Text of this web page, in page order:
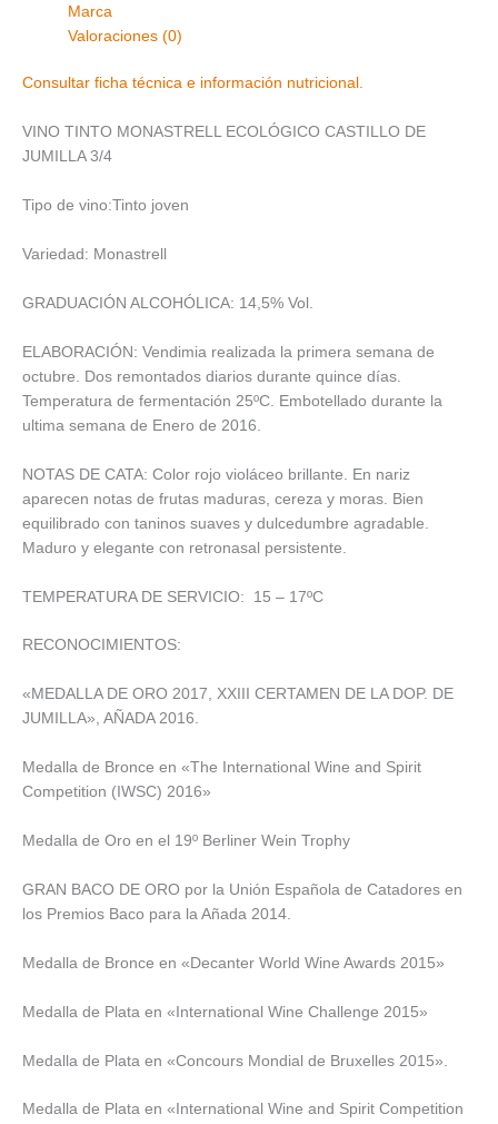
Marca
Valoraciones (0)
Consultar ficha técnica e información nutricional.
VINO TINTO MONASTRELL ECOLÓGICO CASTILLO DE
JUMILLA 3/4
Tipo de vino:Tinto joven
Variedad: Monastrell
GRADUACIÓN ALCOHÓLICA: 14,5% Vol.
ELABORACIÓN: Vendimia realizada la primera semana de
octubre. Dos remontados diarios durante quince días.
Temperatura de fermentación 25ºC. Embotellado durante la
ultima semana de Enero de 2016.
NOTAS DE CATA: Color rojo violáceo brillante. En nariz
aparecen notas de frutas maduras, cereza y moras. Bien
equilibrado con taninos suaves y dulcedumbre agradable.
Maduro y elegante con retronasal persistente.
TEMPERATURA DE SERVICIO: 15 – 17ºC
RECONOCIMIENTOS:
«MEDALLA DE ORO 2017, XXIII CERTAMEN DE LA DOP. DE
JUMILLA», AÑADA 2016.
Medalla de Bronce en «The International Wine and Spirit
Competition (IWSC) 2016»
Medalla de Oro en el 19º Berliner Wein Trophy
GRAN BACO DE ORO por la Unión Española de Catadores en
los Premios Baco para la Añada 2014.
Medalla de Bronce en «Decanter World Wine Awards 2015»
Medalla de Plata en «International Wine Challenge 2015»
Medalla de Plata en «Concours Mondial de Bruxelles 2015».
Medalla de Plata en «International Wine and Spirit Competition